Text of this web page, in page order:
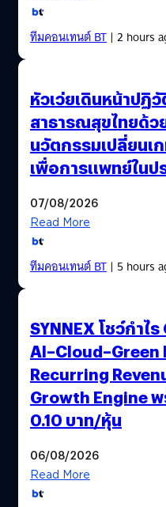
ทีมคอนเทนต์ BT| 2 hours
หัวเว่ยเดินหน้าปฏิ
สาธารณสุขไทยด้ว
นวัตกรรมเปลี่ยนเ
เพื่อการแพทย์ในป
07/08/2026
Read More
ทีมคอนเทนต์ BT| 5 hours
SYNNEX โชว์กำไ
AI–Cloud–Green
Recurring
Growth Engine
0.10 บาท/หุ้น
06/08/2026
Read More